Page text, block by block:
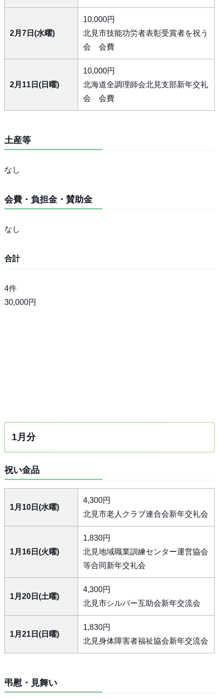
2月7日(水曜)
10,000円
北見市技能功労者表彰受賞者を祝う
会 会費
2月11日(日曜)
10,000円
北海道全調理師会北見支部新年交礼
会 会費
土産等
なし
会費・負担金・賛助金
なし
合計
4件
30,000円
1月分
祝い金品
1月10日(水曜)
4,300円
北見市老人クラブ連合会新年交礼会
1月16日(火曜)
1,830円
北見地域職業訓練センター運営協会
等合同新年交礼会
1月20日(土曜)
4,300円
北見市シルバー互助会新年交流会
1月21日(日曜)
1,830円
北見身体障害者福祉協会新年交流会
弔慰・見舞い